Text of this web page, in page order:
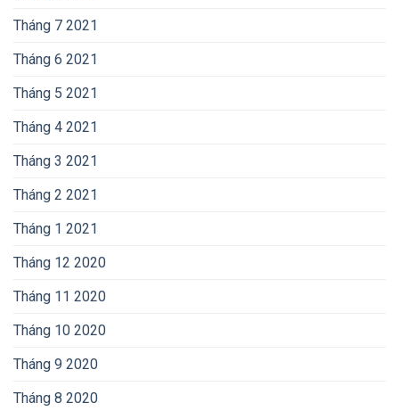
Tháng 7 2021
Tháng 6 2021
Tháng 5 2021
Tháng 4 2021
Tháng 3 2021
Tháng 2 2021
Tháng 1 2021
Tháng 12 2020
Tháng 11 2020
Tháng 10 2020
Tháng 9 2020
Tháng 8 2020